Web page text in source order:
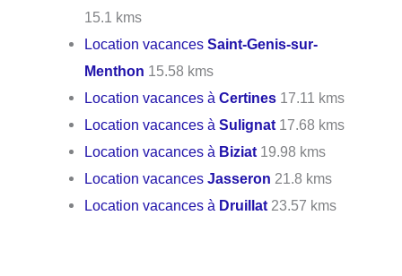
15.1 kms
Location vacancesSaint-Genis-sur-
Menthon 15.58 kms
Location vacances àCertines 17.11 kms
Location vacances àSulignat 17.68 kms
Location vacances à Biziat 19.98 kms
Location vacancesJasseron 21.8 kms
Location vacances à Druillat 23.57 kms